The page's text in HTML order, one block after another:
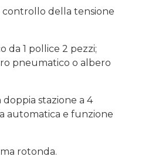
della tensione
da 1 pollice 2 pezzi;
pneumatico o albero
stazione a 4
automatica e funzione
rotonda.